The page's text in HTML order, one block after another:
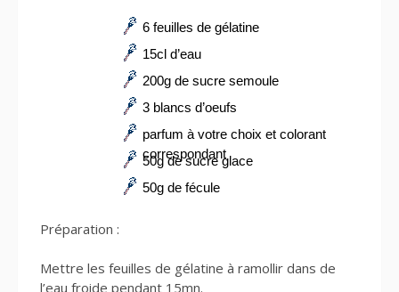
6 feuilles de gélatine
15cl d’eau
200g de sucre semoule
3 blancs d’oeufs
parfum à votre choix et colorant
correspondant
50g de sucre glace
50g de fécule
Préparation :
Mettre les feuilles de gélatine à ramollir dans de
l’eau froide pendant 15mn.